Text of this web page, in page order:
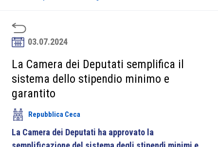
Sviluppo Mercato
Soci
Partner
Area riservata
03.07.2024
La Camera dei Deputati semplifica il
sistema dello stipendio minimo e
garantito
Repubblica Ceca
La Camera dei Deputati ha approvato la